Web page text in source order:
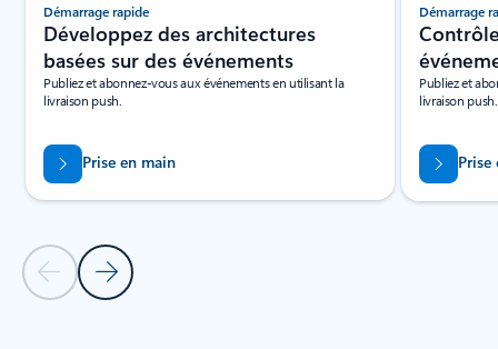
Diapositive précédente - Section Onglet Démarrages
Diapositive suivante - Section Onglet Démarrages
Démarrage rapide
Développez des architectures
basées sur des événements
Publiez et abonnez-vous aux événements en utilisant la
livraison push.
Prise en main
Démarrage
Publiez et
livraison push.
Prise